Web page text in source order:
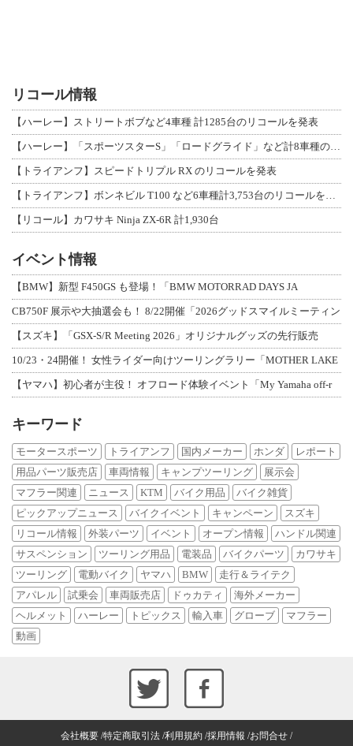
リコール情報
【ハーレー】ストリートボブなど4車種 計1285台のリコールを発表
【トライアンフ】スピードトリプル RX のリコールを発表
【リコール】カワサキ Ninja ZX-6R 計1,930台
イベント情報
【BMW】新型 F450GS も登場！「BMW MOTORRAD DAYS JA
CB750F 展示や大抽選会も！ 8/22開催「2026グッドスマイルミーティン
【スズキ】「GSX-S/R Meeting 2026」オリジナルグッズの先行販売
10/23・24開催！ 女性ライダー向けツーリングラリー「MOTHER LAKE
【ヤマハ】初心者が主役！ オフロード体験イベント「My Yamaha off-r
キーワード
モータースポーツ トライアンフ 国内メーカー ホンダ
レポート
用品パーツ販売店
車両情報 キャンプツーリング
展示会
マフラー関連
ニュース KTM バイク用品
バイク雑貨
ピックアップニュース
バイクイベント キャンペーン
スズキ
リコール情報
外装パーツ イベント オープン情報
ハンドル関連
サスペンション
ツーリング用品 電装品 バイクパーツ
カワサキ
ツーリング
電動バイク ヤマハ BMW
走行＆ライテク
アパレル
試乗会 車両販売店 ドゥカティ
海外メーカー
ヘルメット
ハーレー トピックス 輸入車 グローブ
マフラー
動画
会社概要 特定商取引法 利用規約 採用情報 お問合せ